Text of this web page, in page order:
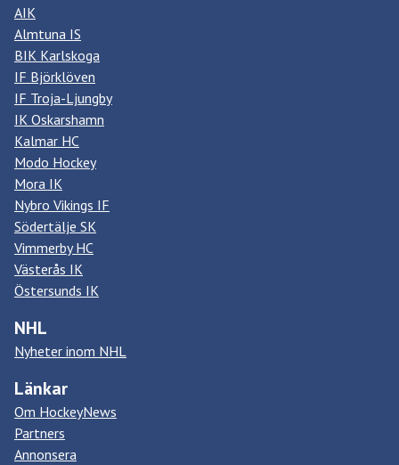
AIK
Almtuna IS
BIK Karlskoga
IF Björklöven
IF Troja-Ljungby
IK Oskarshamn
Kalmar HC
Modo Hockey
Mora IK
Nybro Vikings IF
Södertälje SK
Vimmerby HC
Västerås IK
Östersunds IK
NHL
Nyheter inom NHL
Länkar
Om HockeyNews
Partners
Annonsera